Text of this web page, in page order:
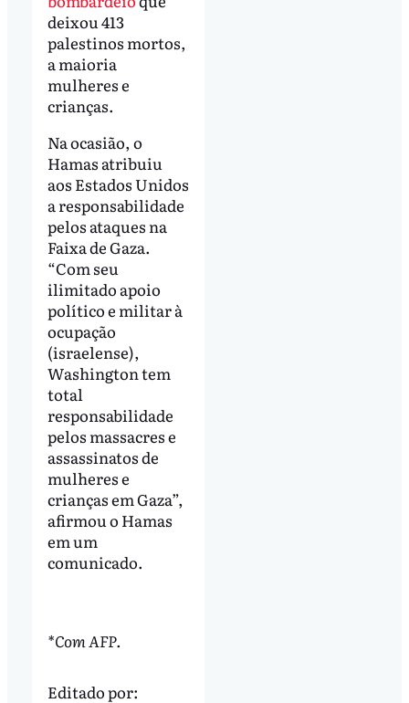
deixou 413
palestinos mortos,
a maioria
mulheres e
crianças.
Na ocasião, o
Hamas atribuiu
aos Estados Unidos
a responsabilidade
pelos ataques na
Faixa de Gaza.
“Com seu
ilimitado apoio
político e militar à
ocupação
(israelense),
Washington tem
total
responsabilidade
pelos massacres e
assassinatos de
mulheres e
crianças em Gaza”,
afirmou o Hamas
em um
comunicado.
*Com AFP.
Editado por: